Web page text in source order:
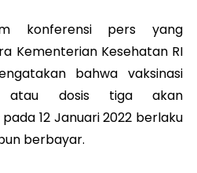
konferensi pers yang
Kementerian Kesehatan RI
bahwa vaksinasi
atau dosis tiga akan
12 Januari 2022 berlaku
berbayar.